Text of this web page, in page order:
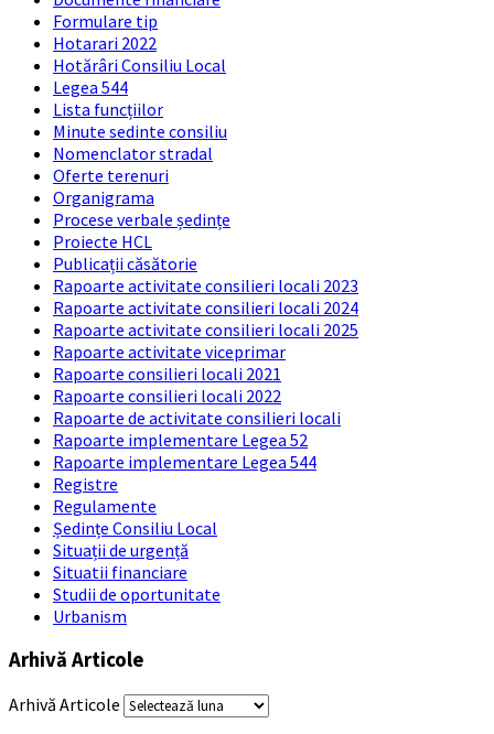
Formulare tip
Hotarari 2022
Hotărâri Consiliu Local
Legea 544
Lista funcțiilor
Minute sedinte consiliu
Nomenclator stradal
Oferte terenuri
Organigrama
Procese verbale ședințe
Proiecte HCL
Publicații căsătorie
Rapoarte activitate consilieri locali 2023
Rapoarte activitate consilieri locali 2024
Rapoarte activitate consilieri locali 2025
Rapoarte activitate viceprimar
Rapoarte consilieri locali 2021
Rapoarte consilieri locali 2022
Rapoarte de activitate consilieri locali
Rapoarte implementare Legea 52
Rapoarte implementare Legea 544
Registre
Regulamente
Ședințe Consiliu Local
Situații de urgență
Situatii financiare
Studii de oportunitate
Urbanism
Arhivă Articole
Arhivă Articole